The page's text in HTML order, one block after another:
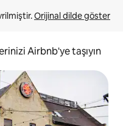
Orijinal dilde göster
Airbnb'ye taşıyın